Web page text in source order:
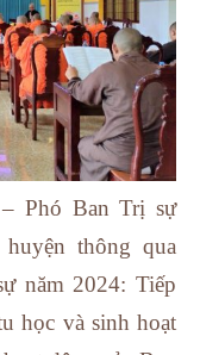
Phó Ban Trị sự
thông qua
năm 2024: Tiếp
học và sinh hoạt